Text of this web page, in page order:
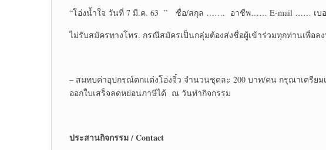
“โอ่งน้ำใจ วันที่ 7 มี.ค. 63 ” ชื่อ/สกุล ……. อาชีพ…… E-mail …… เบ
ไม่รับสมัครทางโทร. กรณีสมัครเป็นกลุ่มต้องส่งชื่อผู้เข้าร่วมทุกท่านเพื่อ
– สมทบค่าอุปกรณ์ตกแต่งโอ่งจิ๋ว จำนวนชุดละ 200 บาท/คน กรุณาเตรีย
ออกใบเสร็จลดหย่อนภาษีได้ ณ วันทำกิจกรรม
ประสานกิจกรรม/ Contact